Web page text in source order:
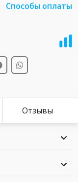
Способы оплаты
Отзывы